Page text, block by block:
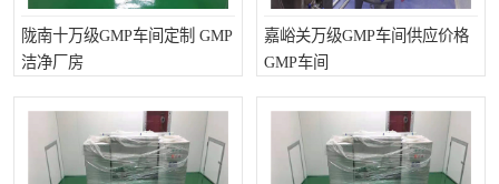
陇南十万级GMP车间定制 GMP
洁净厂房
嘉峪关万级GMP车间供应价格
GMP车间